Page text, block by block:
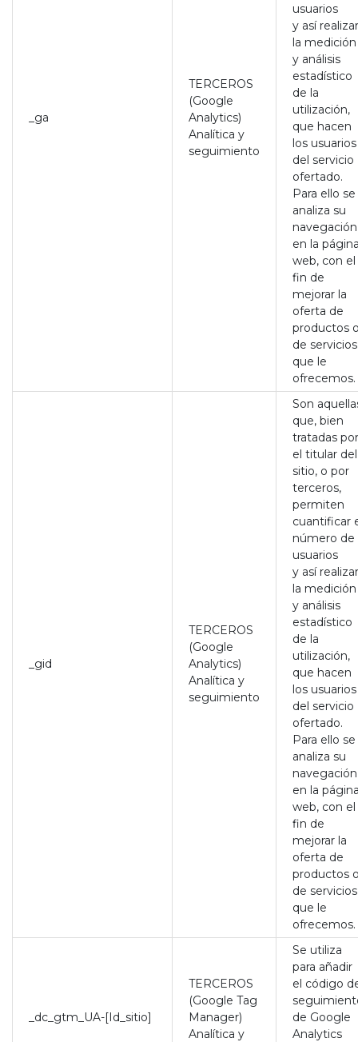
_ga
TERCEROS
(Google
Analytics)
Analítica y
seguimiento
usuarios
y así realizar
la medición
y análisis
estadístico
de la
utilización,
que hacen
los usuarios
del servicio
ofertado.
Para ello se
analiza su
navegación
en la
web, con el
fin de
mejorar la
oferta de
productos
de servicios
que le
ofrecemos.
_gid
TERCEROS
(Google
Analytics)
Analítica y
seguimiento
Son
que, bien
tratadas por
el titular del
sitio, o por
terceros,
permiten
cuantificar
número de
usuarios
y así realizar
la medición
y análisis
estadístico
de la
utilización,
que hacen
los usuarios
del servicio
ofertado.
Para ello se
analiza su
navegación
en la
web, con el
fin de
mejorar la
oferta de
productos
de servicios
que le
ofrecemos.
_dc_gtm_UA-[Id_sitio]
TERCEROS
(Google Tag
Manager)
Analítica y
Se utiliza
para añadir
el código
de Google
Analytics